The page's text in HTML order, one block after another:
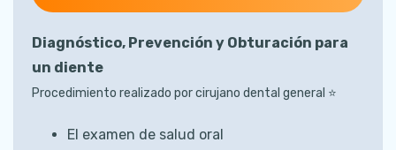
Diagnóstico, Prevención y Obturación para
un diente
Procedimiento realizado por cirujano dental general ⭐️
El examen de salud oral